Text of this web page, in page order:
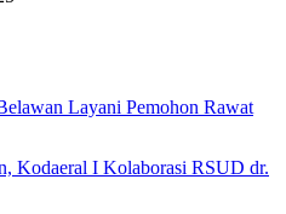
Layani Pemohon Rawat
Kodaeral I Kolaborasi RSUD dr.